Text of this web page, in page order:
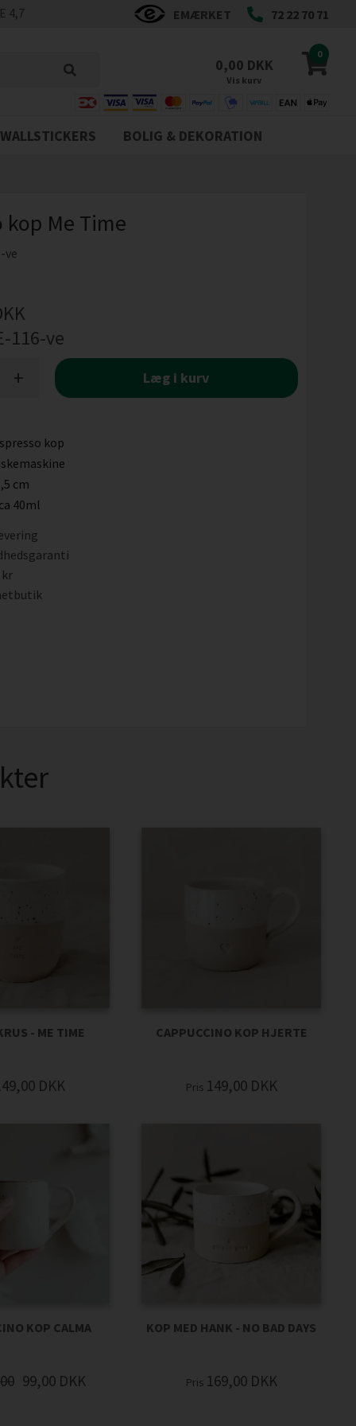
4,7 EMÆRKET 72 22 70 71
0
0,00 DKK
Vis kurv
WALLSTICKERS BOLIG & DEKORATION
kop Me Time
ve
116-ve
+ Læg i kurv
kop
cm
40ml
- ME TIME
DKK
CAPPUCCINO KOP HJERTE
Pris 149,00 DKK
KOP CALMA
99,00 DKK
KOP MED HANK - NO BAD DAYS
Pris 169,00 DKK